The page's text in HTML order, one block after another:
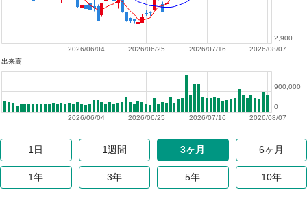
2026/08/07
2026/07/16
2026/06/25
2026/06/04
2,900
出来高
2026/08/07
2026/07/16
2026/06/25
2026/06/04
0
900,000
1日 1週間 3ヶ月 6ヶ月
1年 3年 5年 10年